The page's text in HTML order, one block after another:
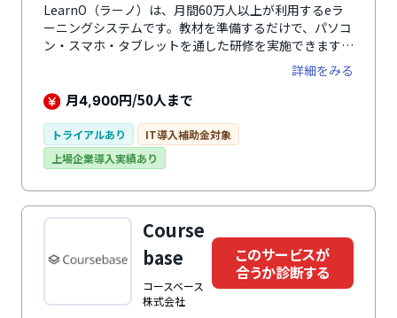
LearnO（ラーノ）は、月間60万人以上が利用するeラ
ーニングシステムです。教材を準備するだけで、パソコ
ン・スマホ・タブレットを通した研修を実施できます。
コンテンツ制作、システム構築、eラーニングのコンサ
詳細をみる
月4,900円/50人まで
トライアルあり
IT導入補助金対象
上場企業導入実績あり
Course
base
コースベース
株式会社
このサービスが
合うか診断する